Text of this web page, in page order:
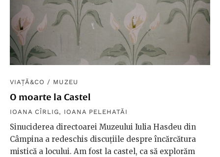
VIAȚĂ&CO / MUZEU
O moarte la Castel
IOANA CÎRLIG, IOANA PELEHATĂI
Sinuciderea directoarei Muzeului Iulia Hasdeu din
Câmpina a redeschis discuțiile despre încărcătura
mistică a locului. Am fost la castel, ca să explorăm